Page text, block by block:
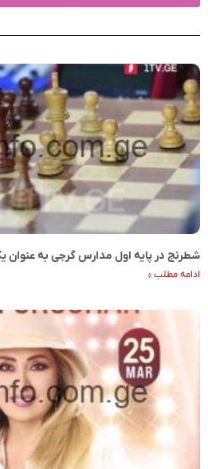
شطرنج در پایه اول مدارس گرجی به
ادامه مطلب »